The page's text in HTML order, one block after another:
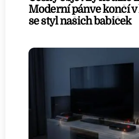
Moderní pánve končí
se styl našich babiček